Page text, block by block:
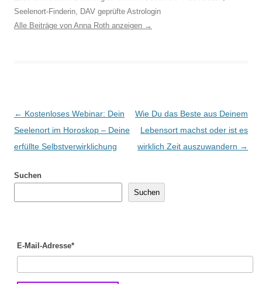
Seelenort-Finderin, DAV geprüfte Astrologin
Alle Beiträge von Anna Roth anzeigen →
Beitragsnavigation
← Kostenloses Webinar: Dein
Seelenort im Horoskop – Deine
erfüllte Selbstverwirklichung
Wie Du das Beste aus Deinem
Lebensort machst oder ist es
wirklich Zeit auszuwandern →
Suchen
Suchen
E-Mail-Adresse*